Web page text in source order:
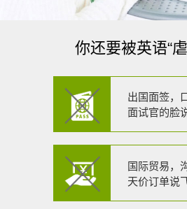
你还要被英语“虐
出国面签，
面试官的脸
国际贸易，
天价订单说